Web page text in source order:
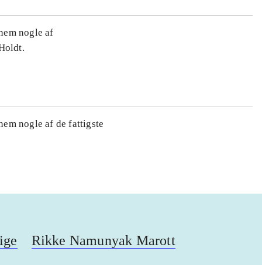
nogle af
nogle af de fattigste
Rikke Namunyak Marott